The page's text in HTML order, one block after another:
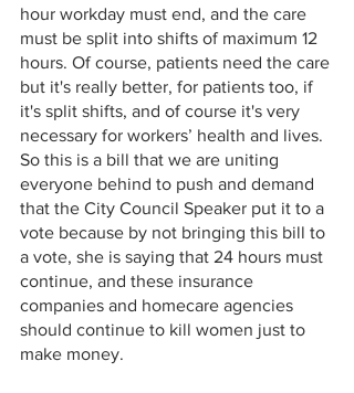
hour workday must end, and the care
must be split into shifts of maximum 12
hours. Of course, patients need the care
but it's really better, for patients too, if
it's split shifts, and of course it's very
necessary for workers’ health and lives.
So this is a bill that we are uniting
everyone behind to push and demand
that the City Council Speaker put it to a
vote because by not bringing this bill to
a vote, she is saying that 24 hours must
continue, and these insurance
companies and homecare agencies
should continue to kill women just to
make money.